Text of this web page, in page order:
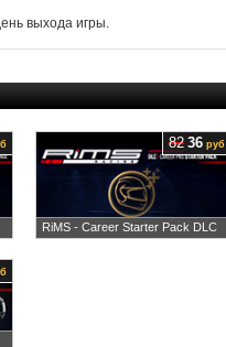
выхода игры.
RiMS - Career Starter Pack DLC
82 36 руб